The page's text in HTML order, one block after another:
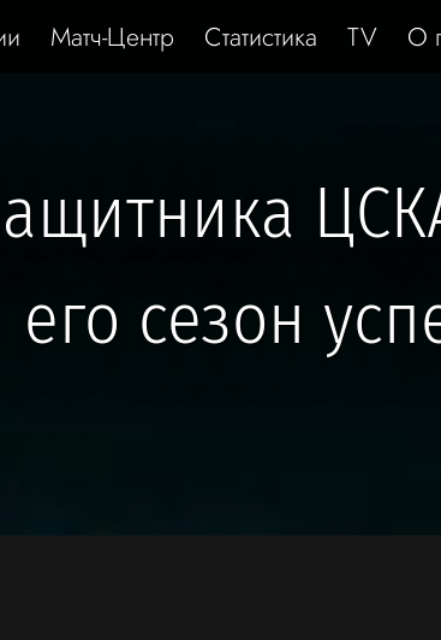
Матч-Центр Статистика TV О
его сезон